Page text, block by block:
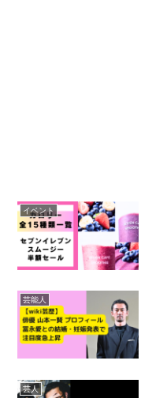
イベント
芸能人
芸人